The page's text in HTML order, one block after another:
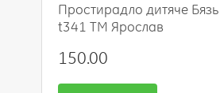
Простирадло дитяче
t341 ТМ Ярослав
150.00